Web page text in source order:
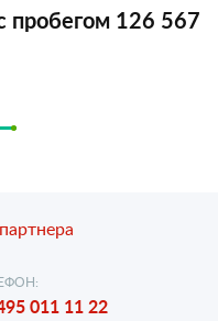
пробегом 126 567
011 11 22